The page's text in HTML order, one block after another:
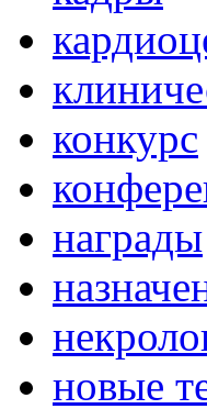
конкурс
награды
новые